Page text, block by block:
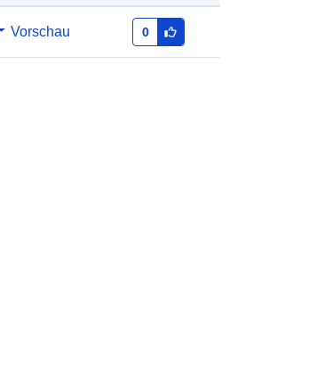
Vorschau 0
12.7931, 52.4014 ] ]
Polygon